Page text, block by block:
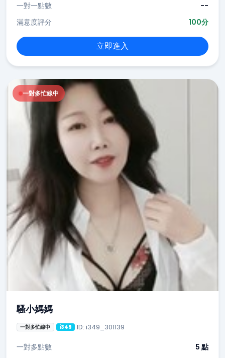
一對一點數
--
滿意度評分
100分
立即進入
一對多忙線中
騷小媽媽
一對多忙線中 i349 ID: i349_301139
一對多點數 5 點